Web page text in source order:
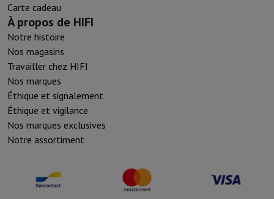
Carte cadeau
À propos de HIFI
Notre histoire
Nos magasins
Travailler chez HIFI
Nos marques
Éthique et signalement
Éthique et vigilance
Nos marques exclusives
Notre assortiment